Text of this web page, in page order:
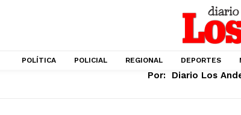
POLÍTICA POLICIAL REGIONAL DEPORTES
Por: Diario Los